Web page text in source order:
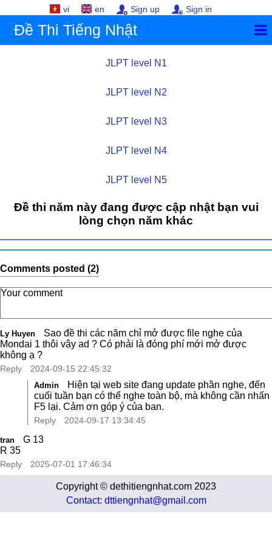
vi en Sign up Sign in
Đề Thi Tiếng Nhật
JLPT level N1
JLPT level N2
JLPT level N3
JLPT level N4
JLPT level N5
Đề thi năm này đang được cập nhật bạn vui
lòng chọn năm khác
Comments posted (2)
Ly Huyen
Sao đề thi các năm chỉ mở được file nghe của
Mondai 1 thôi vậy ad ? Có phải là đóng phí mới mở được
không ạ ?
Reply 2024-09-15 22:45:32
Admin
Hiện tại web site đang update phần nghe, đến
cuối tuần bạn có thể nghe toàn bộ, mà không cần nhấn
F5 lại. Cảm ơn góp ý của ban.
Reply 2024-09-17 13:34:45
tran
G 13
R 35
Reply 2025-07-01 17:46:34
Copyright © dethitiengnhat.com 2023
Contact: dttiengnhat@gmail.com